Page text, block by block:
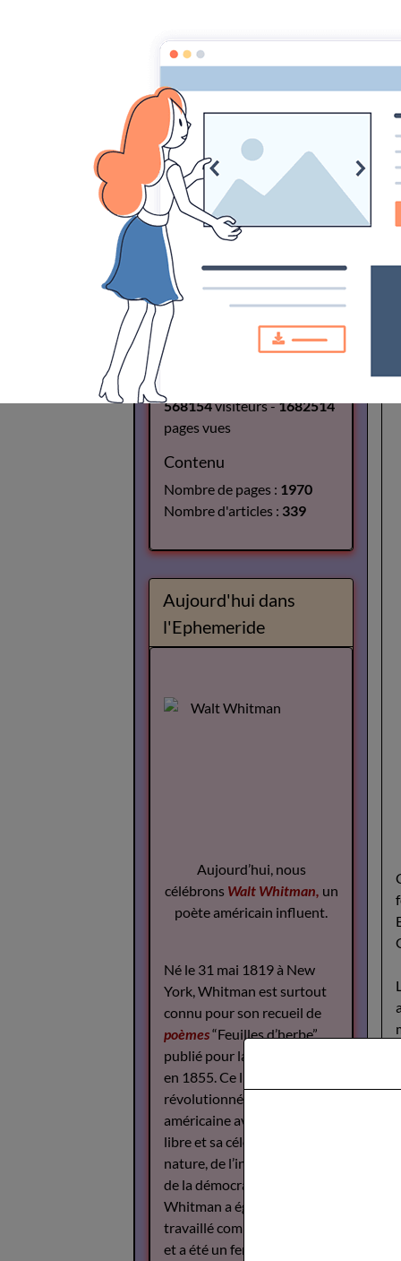
CONTACT
CORRECTEURS LITTÉRAIRES
DICTIONNAIRE DES AUTEURS
BLOG LE
Statistiques
Aujourd'hui
99 170pages
vues
568154visiteurs -1682514
pages vues
Contenu
Nombre de pages : 1970
Nombre d'articles : 339
Aujourd'hui dans
l'Ephemeride
Aujourd’hui, nous
célébrons Walt Whitman, un
poète américain influent.
Né le 31 mai 1819 à New
York, Whitman est surtout
connu pour son recueil de
poèmes“Feuilles d’herbe”,
publié pour la première fois
en 1855. Ce livre a
révolutionné la poésie
américaine avec son style
libre et sa célébration de la
nature, de l’individualité et
de la démocratie.
Whitman a également
travaillé comme journaliste
et a été un fervent